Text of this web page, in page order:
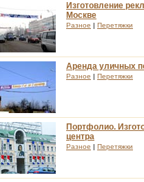
Изготовление
Москве
Разное Перетяжки
Аренда уличных
Разное Перетяжки
Портфолио.
центра
Разное Перетяжки